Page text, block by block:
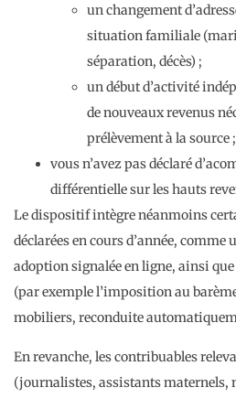
un changement
situation familiale
séparation, décès) ;
un début d’activité
de nouveaux revenus
prélèvement à la source ;
vous n’avez pas déclaré
différentielle sur les hauts
Le dispositif intègre néanmoins
déclarées en cours d’année, comme
adoption signalée en ligne, ainsi
(par exemple l’imposition au
mobiliers, reconduite
En revanche, les contribuables
(journalistes, assistants maternels,